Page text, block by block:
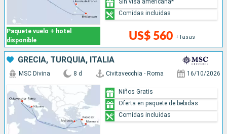
Paquete vuelo + hotel
disponible
US$ 560 +Tasas
Sin visa americana*
Comidas incluidas
GRECIA, TURQUÍA, ITALIA
MSC Divina 8 d Civitavecchia - Roma 16/10/2026
Niños Gratis
Oferta en paquete de bebidas
Comidas incluidas